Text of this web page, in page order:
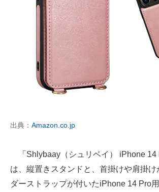
出典： Amazon.co.jp
「Shlybaay（シュリベイ） iPhone 14
は、縦置きスタンドと、首掛けや肩掛
ダーストラップが付いたiPhone 14 Pro